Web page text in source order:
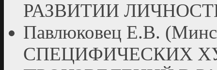
РАЗВИТИИ
Павлюковец Е.В.
СПЕЦИФИЧЕСКИХ